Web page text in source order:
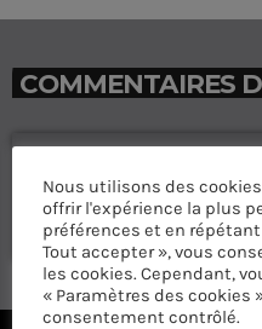
COMMENTAIRES
Vous devez être connecté
Connectez-vous maintenant
Nous utilisons des
offrir l'expérience la plus
préférences et en
Tout accepter », vous
les cookies. Cependant,
« Paramètres des cookies
consentement contrôlé.